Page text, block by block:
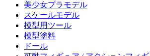
美少女プラモデル
スケールモデル
模型用ツール
模型塗料
ドール